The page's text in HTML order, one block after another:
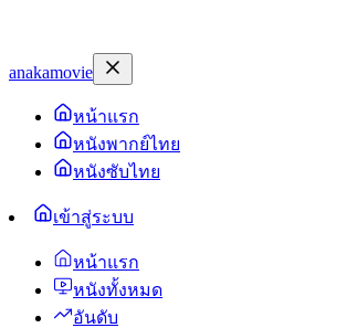
anakamovie
หน้าแรก
หนังพากย์ไทย
หนังซับไทย
เข้าสู่ระบบ
หน้าแรก
หนังทั้งหมด
อันดับ